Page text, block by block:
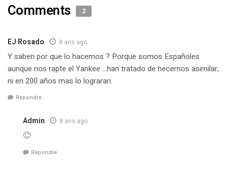
Comments 2
EJ Rosado 8 ans ago
Y saben por que lo hacemos ? Porque somos Españoles
aunque nos rapte el Yankee …han tratado de hecernos asimilar;
ni en 200 años mas lo lograran.
Répondre
Admin 8 ans ago
🙂
Répondre